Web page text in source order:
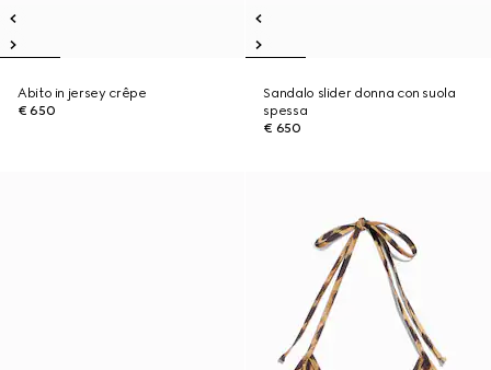
Abito in jersey crêpe
€ 650
Sandalo slider donna con suola
spessa
€ 650